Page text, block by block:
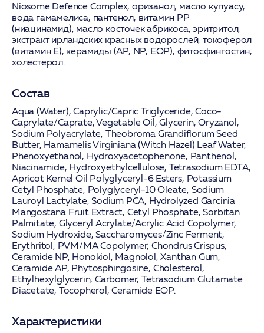
Niosome Defence Complex,оризанол, масло купуасу,
вода гамамелиса, пантенол, витамин РР
(ниацинамид), масло косточек абрикоса,эритритол,
экстракт ирландских красных водорослей,токоферол
(витамин Е), керамиды (AP, NP, EOP), фитосфингостин,
холестерол.
Состав
Aqua (Water), Caprylic/Capric Triglyceride, Coco-
Caprylate/Caprate, Vegetable Oil, Glycerin, Oryzanol,
Sodium Polyacrylate, Theobroma Grandiflorum Seed
Butter, Hamamelis Virginiana (Witch Hazel) Leaf Water,
Phenoxyethanol, Hydroxyacetophenone, Panthenol,
Niacinamide, Hydroxyethylcellulose, Tetrasodium EDTA,
Apricot Kernel Oil Polyglyceryl-6 Esters, Potassium
Cetyl Phosphate, Polyglyceryl-10 Oleate, Sodium
Lauroyl Lactylate, Sodium PCA, Hydrolyzed Garcinia
Mangostana Fruit Extract, Cetyl Phosphate, Sorbitan
Palmitate, Glyceryl Acrylate/Acrylic Acid Copolymer,
Sodium Hydroxide, Saccharomyces/Zinc Ferment,
Erythritol, PVM/MA Copolymer, Chondrus Crispus,
Ceramide NP, Honokiol, Magnolol, Xanthan Gum,
Ceramide AP, Phytosphingosine, Cholesterol,
Ethylhexylglycerin, Carbomer, Tetrasodium Glutamate
Diacetate, Tocopherol, Ceramide EOP.
Характеристики